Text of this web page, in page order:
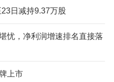
日减持9.37万股
忧，净利润增速排名直接落
上市